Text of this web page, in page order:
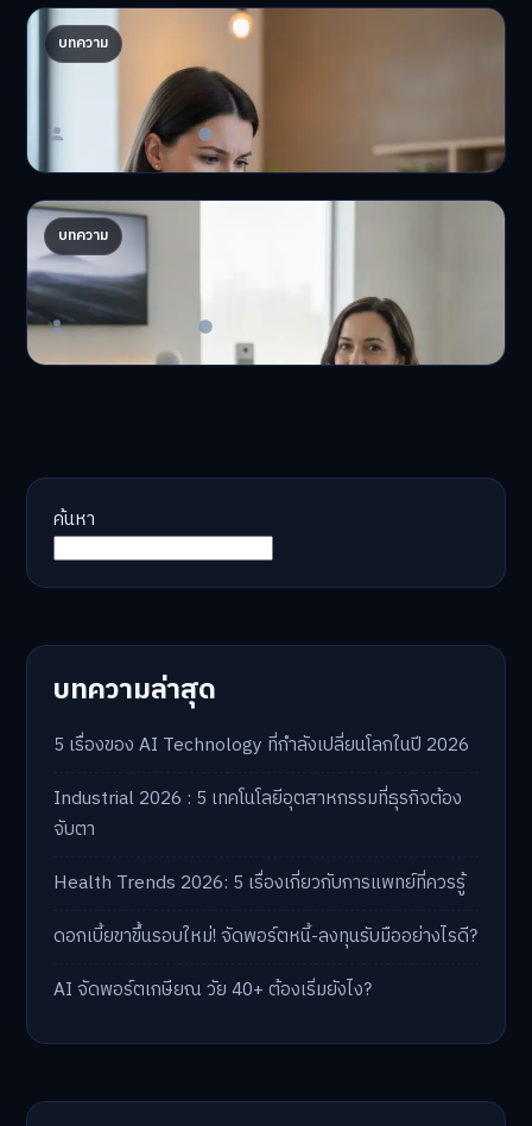
บทความ
ปรับพอร์ตรับ ‘เงินดิจิทัล 2.0’ จัดสรรงบอย่างไรไม่
ให้พัง
'เงินดิจิทัล 2.0' มาแล…
Master Bussiness 23 มิถุนายน 2026
บทความ
AI จัดพอร์ตให้ปัง! เทรนด์ลงทุนยุคใหม่ ไม่ต้องเฝ้า
จอ
AI จัดพอร์ตให้ปัง! หมด…
Master Bussiness 23 มิถุนายน 2026
ค้นหา
บทความล่าสุด
5 เรื่องของ AI Technology ที่กำลังเปลี่ยนโลกในปี 2026
Industrial 2026 : 5 เทคโนโลยีอุตสาหกรรมที่ธุรกิจต้อง
จับตา
Health Trends 2026: 5 เรื่องเกี่ยวกับการแพทย์ที่ควรรู้
ดอกเบี้ยขาขึ้นรอบใหม่! จัดพอร์ตหนี้-ลงทุนรับมืออย่างไรดี?
AI จัดพอร์ตเกษียณ วัย 40+ ต้องเริ่มยังไง?